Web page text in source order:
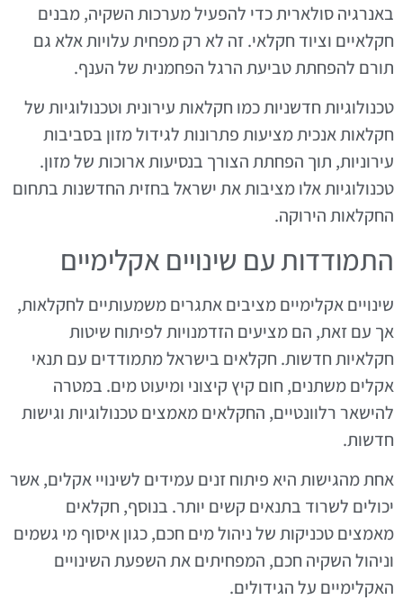
באנרגיה סולארית כדי להפעיל מערכות השקיה, מבנים
חקלאיים וציוד חקלאי. זה לא רק מפחית עלויות אלא גם
תורם להפחתת טביעת הרגל הפחמנית של הענף.
טכנולוגיות חדשניות כמו חקלאות עירונית וטכנולוגיות של
חקלאות אנכית מציעות פתרונות לגידול מזון בסביבות
עירוניות, תוך הפחתת הצורך בנסיעות ארוכות של מזון.
טכנולוגיות אלו מציבות את ישראל בחזית החדשנות בתחום
החקלאות הירוקה.
התמודדות עם שינויים אקלימיים
שינויים אקלימיים מציבים אתגרים משמעותיים לחקלאות,
אך עם זאת, הם מציעים הזדמנויות לפיתוח שיטות
חקלאיות חדשות. חקלאים בישראל מתמודדים עם תנאי
אקלים משתנים, חום קיץ קיצוני ומיעוט מים. במטרה
להישאר רלוונטיים, החקלאים מאמצים טכנולוגיות וגישות
חדשות.
אחת מהגישות היא פיתוח זנים עמידים לשינויי אקלים, אשר
יכולים לשרוד בתנאים קשים יותר. בנוסף, חקלאים
מאמצים טכניקות של ניהול מים חכם, כגון איסוף מי גשמים
וניהול השקיה חכם, המפחיתים את השפעת השינויים
האקלימיים על הגידולים.